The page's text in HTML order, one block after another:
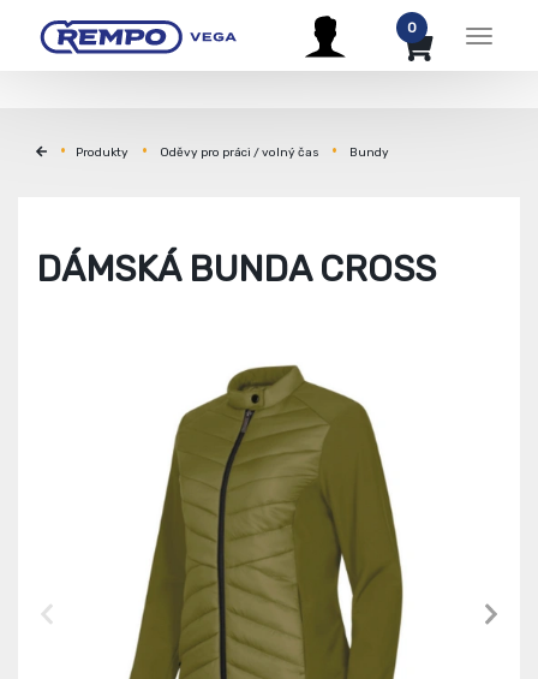
Menu
0
Produkty Oděvy pro práci / volný čas Bundy
DÁMSKÁ BUNDA CROSS